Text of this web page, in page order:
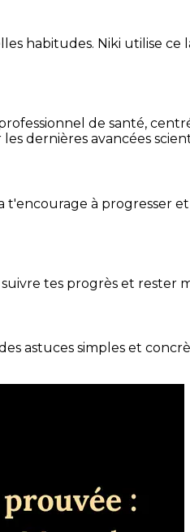
habitudes. Niki utilise
de santé,
dernières avancées
à progresser
tes progrès et rester
astuces simples et